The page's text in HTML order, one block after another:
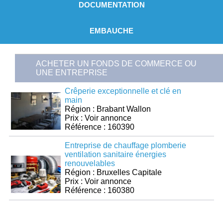
DOCUMENTATION
EMBAUCHE
ACHETER UN FONDS DE COMMERCE OU
UNE ENTREPRISE
Crêperie exceptionnelle et clé en
main
Région : Brabant Wallon
Prix : Voir annonce
Référence : 160390
Entreprise de chauffage plomberie
ventilation sanitaire énergies
renouvelables
Région : Bruxelles Capitale
Prix : Voir annonce
Référence : 160380